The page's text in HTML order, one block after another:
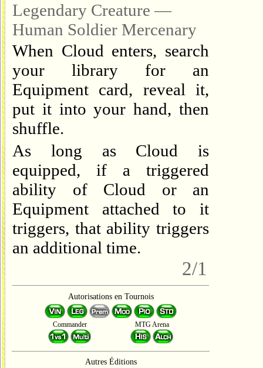
Legendary Creature —
Human Soldier Mercenary
When Cloud enters, search
your library for an
Equipment card, reveal it,
put it into your hand, then
shuffle.
As long as Cloud is
equipped, if a triggered
ability of Cloud or an
Equipment attached to it
triggers, that ability triggers
an additional time.
2/1
Autorisations en Tournois
Commander MTG Arena
Autres Éditions